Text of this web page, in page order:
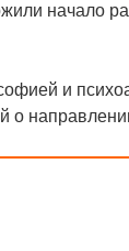
начало
и
о